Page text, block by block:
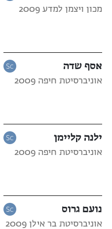
מכון ויצמן למדע 2009
אסף שדה
אוניברסיטת חיפה 2009
ילנה קליימן
אוניברסיטת חיפה 2009
נועם גרוס
אוניברסיטת בר אילן 2009